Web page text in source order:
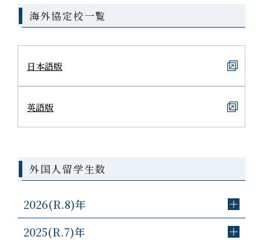
海外協定校一覧
日本語版
英語版
外国人留学生数
2026(R.8)年
2025(R.7)年